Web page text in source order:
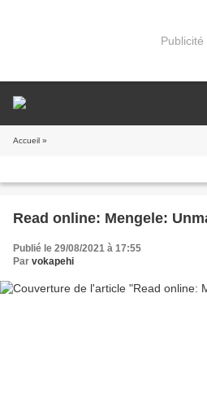
Publicité
Accueil »
Read online: Mengele:
Publié le 29/08/2021 à 17:55
Par vokapehi